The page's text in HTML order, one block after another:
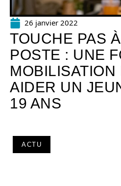
26 janvier 2022
TOUCHE PAS
POSTE : UNE
MOBILISATION
AIDER UN
19 ANS
ACTU